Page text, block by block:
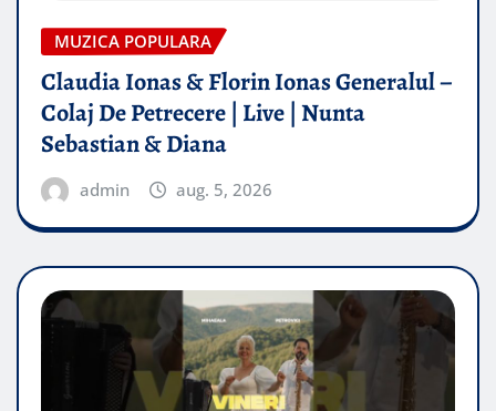
MUZICA POPULARA
Claudia Ionas & Florin Ionas Generalul –
Colaj De Petrecere | Live | Nunta
Sebastian & Diana
admin aug. 5, 2026